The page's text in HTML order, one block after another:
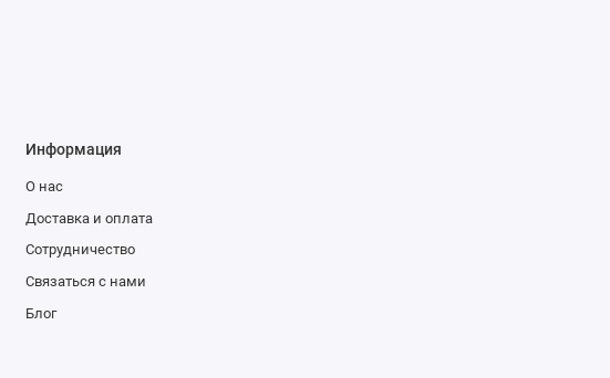
Информация
О нас
Доставка и оплата
Сотрудничество
Связаться с нами
Блог